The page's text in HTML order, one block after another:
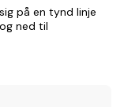
på en tynd linje
ned til